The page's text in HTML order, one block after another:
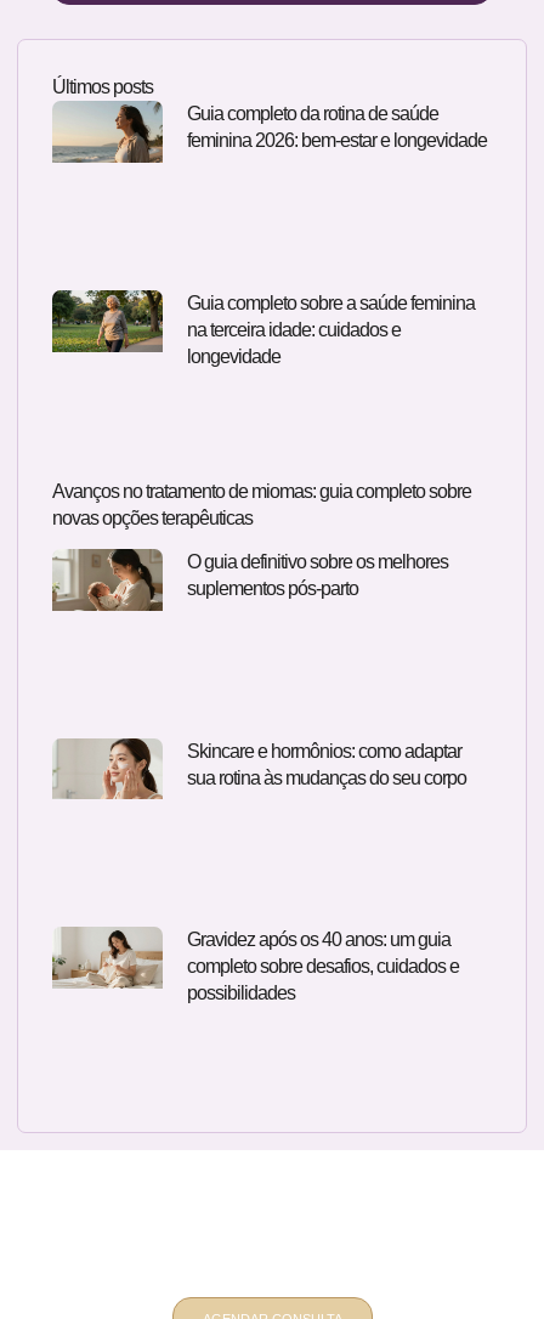
Últimos posts
Guia completo da rotina de saúde
feminina 2026: bem-estar e longevidade
Guia completo sobre a saúde feminina
na terceira idade: cuidados e
longevidade
Avanços no tratamento de miomas: guia completo sobre
novas opções terapêuticas
O guia definitivo sobre os melhores
suplementos pós-parto
Skincare e hormônios: como adaptar
sua rotina às mudanças do seu corpo
Gravidez após os 40 anos: um guia
completo sobre desafios, cuidados e
possibilidades